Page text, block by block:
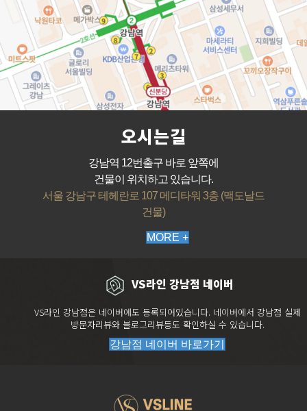
오시는길
강남역 12번출구 바로 앞쪽에
건물이 위치하고 있습니다.
서울 강남구 테헤란로 107 메디타워 3층 (맥도날드
건물)
MORE +
VS라인 강남점 네이버
VS라인 강남점은 네이버에도 등록되어있습니다. 네이버에서 강남점 실제
방문자리뷰와 블로그리뷰등도 확인하실 수 있습니다.
강남점 네이버 바로가기